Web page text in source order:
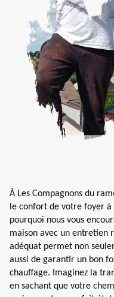
À Les Compagnons du
le confort de votre foyer
pourquoi nous vous
maison avec un entretien
adéquat permet non
aussi de garantir un bon
chauffage. Imaginez la
en sachant que votre